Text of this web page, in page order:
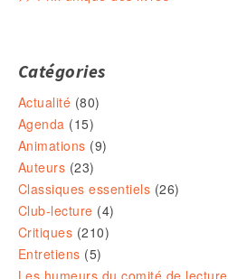
Catégories
Actualité (80)
Agenda (15)
Animations (9)
Auteurs (23)
Classiques essentiels (26)
Club-lecture (4)
Critiques (210)
Entretiens (5)
Les humeurs du comité de lecture